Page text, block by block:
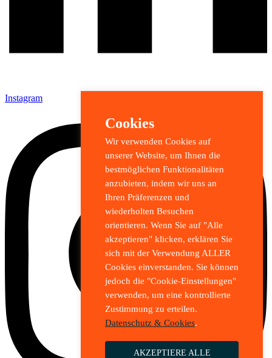
Instagram
Cookies
Wir verwenden Cookies auf
unserer Website, um Ihnen die
bestmöglichen Funktionalitäten
anzubieten, indem wir uns an
Ihren Präferenzen und
wiederholten Besuchen
orientieren. Wenn Sie auf "Alle
akzeptieren" klicken, erklären Sie
sich mit der Verwendung ALLER
Cookies einverstanden. Sie können
jedoch die "Cookie-Einstellungen"
verwenden, um eine kontrollierte
Zustimmung zu erteilen.
Datenschutz & Cookies.
AKZEPTIERE ALLE